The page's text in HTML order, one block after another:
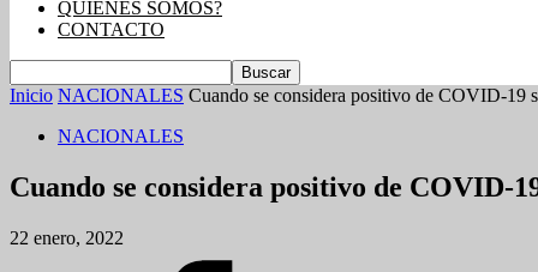
QUIENES SOMOS?
CONTACTO
Inicio NACIONALES Cuando se considera positivo de COVID-19
NACIONALES
Cuando se considera positivo de COVID-
22 enero, 2022